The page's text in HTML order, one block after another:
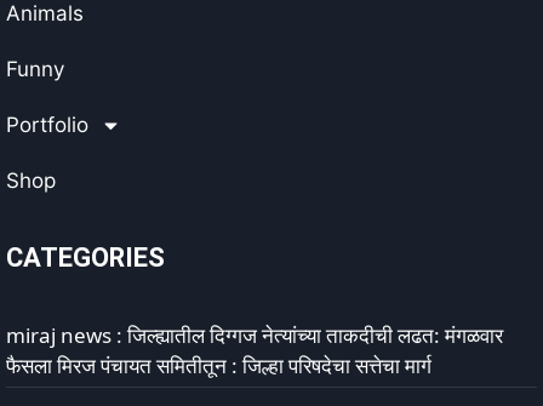
Animals
Funny
Portfolio
Shop
CATEGORIES
miraj news : जिल्ह्यातील दिग्गज नेत्यांच्या ताकदीची लढत: मंगळवार
फैसला मिरज पंचायत समितीतून : जिल्हा परिषदेचा सत्तेचा मार्ग